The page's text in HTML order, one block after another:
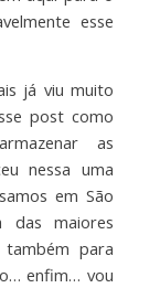
esse
já viu muito
post como
as
nessa uma
em São
das maiores
para
enfim… vou